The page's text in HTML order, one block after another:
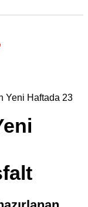
Yeni Haftada 23